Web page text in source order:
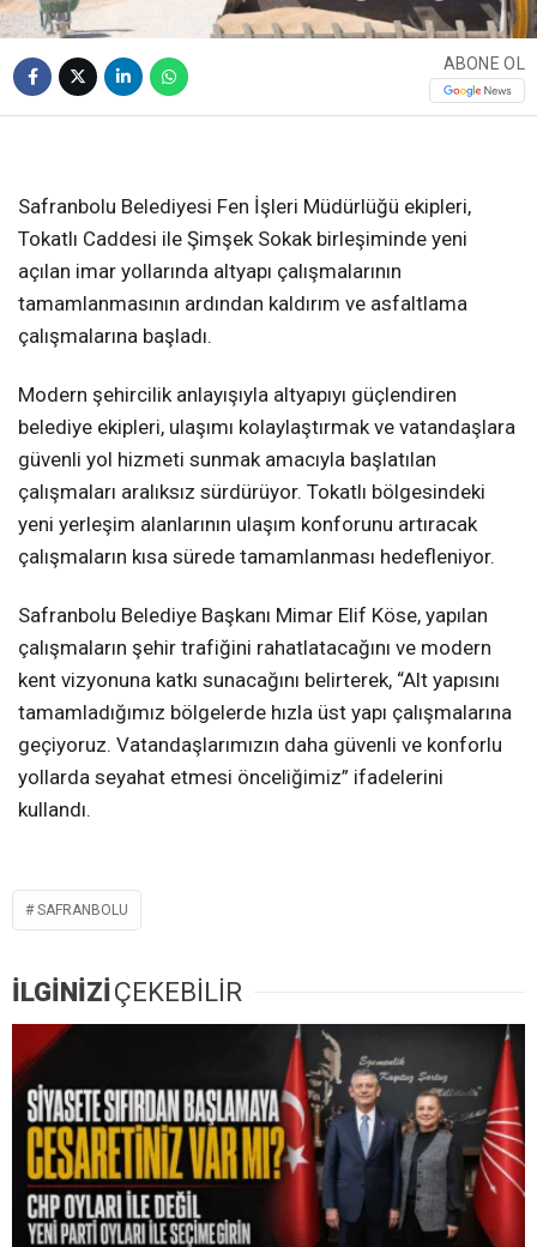
ABONE OL
Safranbolu Belediyesi Fen İşleri Müdürlüğü ekipleri,
Tokatlı Caddesi ile Şimşek Sokak birleşiminde yeni
açılan imar yollarında altyapı çalışmalarının
tamamlanmasının ardından kaldırım ve asfaltlama
çalışmalarına başladı.
Modern şehircilik anlayışıyla altyapıyı güçlendiren
belediye ekipleri, ulaşımı kolaylaştırmak ve vatandaşlara
güvenli yol hizmeti sunmak amacıyla başlatılan
çalışmaları aralıksız sürdürüyor. Tokatlı bölgesindeki
yeni yerleşim alanlarının ulaşım konforunu artıracak
çalışmaların kısa sürede tamamlanması hedefleniyor.
Safranbolu Belediye Başkanı Mimar Elif Köse, yapılan
çalışmaların şehir trafiğini rahatlatacağını ve modern
kent vizyonuna katkı sunacağını belirterek, “Alt yapısını
tamamladığımız bölgelerde hızla üst yapı çalışmalarına
geçiyoruz. Vatandaşlarımızın daha güvenli ve konforlu
yollarda seyahat etmesi önceliğimiz” ifadelerini
kullandı.
SAFRANBOLU
İLGİNİZİÇEKEBİLİR